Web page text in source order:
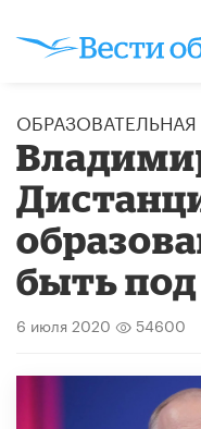
быть
6 июля 2020 54600